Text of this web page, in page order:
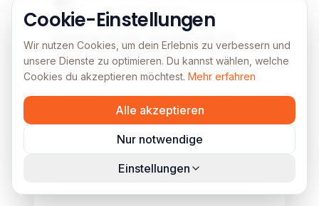
27. Juli 2026
Marktanalyse: Google Ads für
SaaS und Software
Google Ads für SaaS: Hohe Gebote bei
Nischen-Keywords zeigen wahren Wert
über reine Reichweite.
Cookie-Einstellungen
Wir nutzen Cookies, um dein Erlebnis zu verbessern und
unsere Dienste zu optimieren. Du kannst wählen, welche
Cookies du akzeptieren möchtest. Mehr erfahren
Alle akzeptieren
Nur notwendige
Einstellungen